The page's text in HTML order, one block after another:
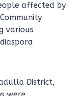
affected by
various
District,